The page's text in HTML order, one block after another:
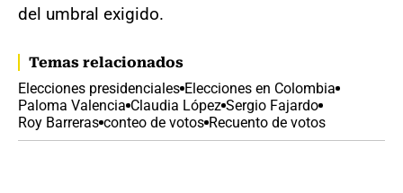
del umbral exigido.
Temas relacionados
Elecciones presidenciales Elecciones en Colombia
Paloma Valencia Claudia López Sergio Fajardo
Roy Barreras conteo de votos Recuento de votos